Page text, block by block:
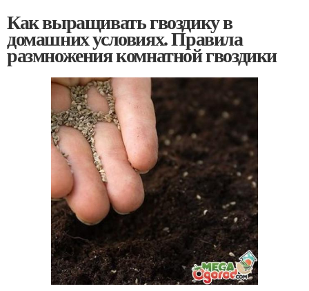
Как выращивать гвоздику в
домашних условиях. Правила
размножения комнатной гвоздики